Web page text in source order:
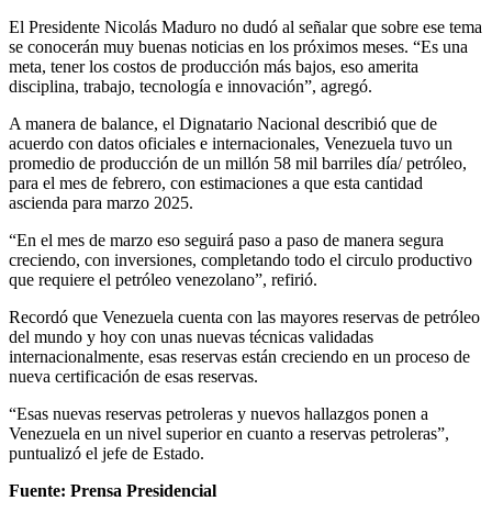
El Presidente Nicolás Maduro no dudó al señalar que sobre ese tema
se conocerán muy buenas noticias en los próximos meses. “Es una
meta, tener los costos de producción más bajos, eso amerita
disciplina, trabajo, tecnología e innovación”, agregó.
A manera de balance, el Dignatario Nacional describió que de
acuerdo con datos oficiales e internacionales, Venezuela tuvo un
promedio de producción de un millón 58 mil barriles día/ petróleo,
para el mes de febrero, con estimaciones a que esta cantidad
ascienda para marzo 2025.
“En el mes de marzo eso seguirá paso a paso de manera segura
creciendo, con inversiones, completando todo el circulo productivo
que requiere el petróleo venezolano”, refirió.
Recordó que Venezuela cuenta con las mayores reservas de petróleo
del mundo y hoy con unas nuevas técnicas validadas
internacionalmente, esas reservas están creciendo en un proceso de
nueva certificación de esas reservas.
“Esas nuevas reservas petroleras y nuevos hallazgos ponen a
Venezuela en un nivel superior en cuanto a reservas petroleras”,
puntualizó el jefe de Estado.
Fuente: Prensa Presidencial